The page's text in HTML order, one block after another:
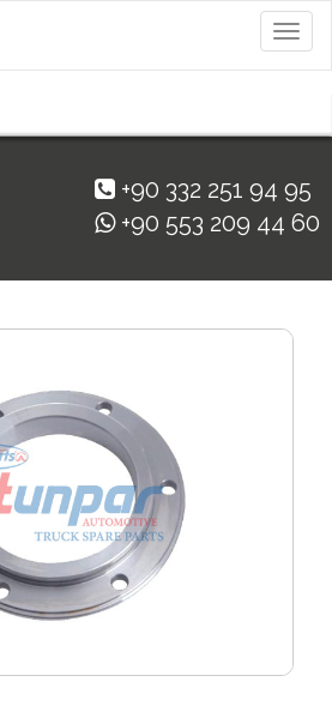
Menü
+90 332 251 94 95
+90 553 209 44 60